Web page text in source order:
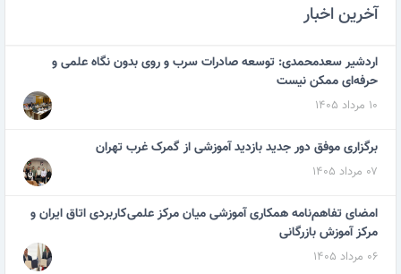
آخرین اخبار
اردشیر سعدمحمدی: توسعه صادرات سرب و روی بدون نگاه علمی و
حرفه‌ای ممکن نیست
۱۰ مرداد ۱۴۰۵
برگزاری موفق دور جدید بازدید آموزشی از گمرک غرب تهران
۰۷ مرداد ۱۴۰۵
امضای تفاهم‌نامه همکاری آموزشی میان مرکز علمی‌کاربردی اتاق ایران و
مرکز آموزش بازرگانی
۰۶ مرداد ۱۴۰۵